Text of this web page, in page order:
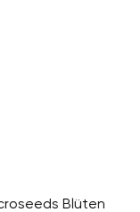
Blüten